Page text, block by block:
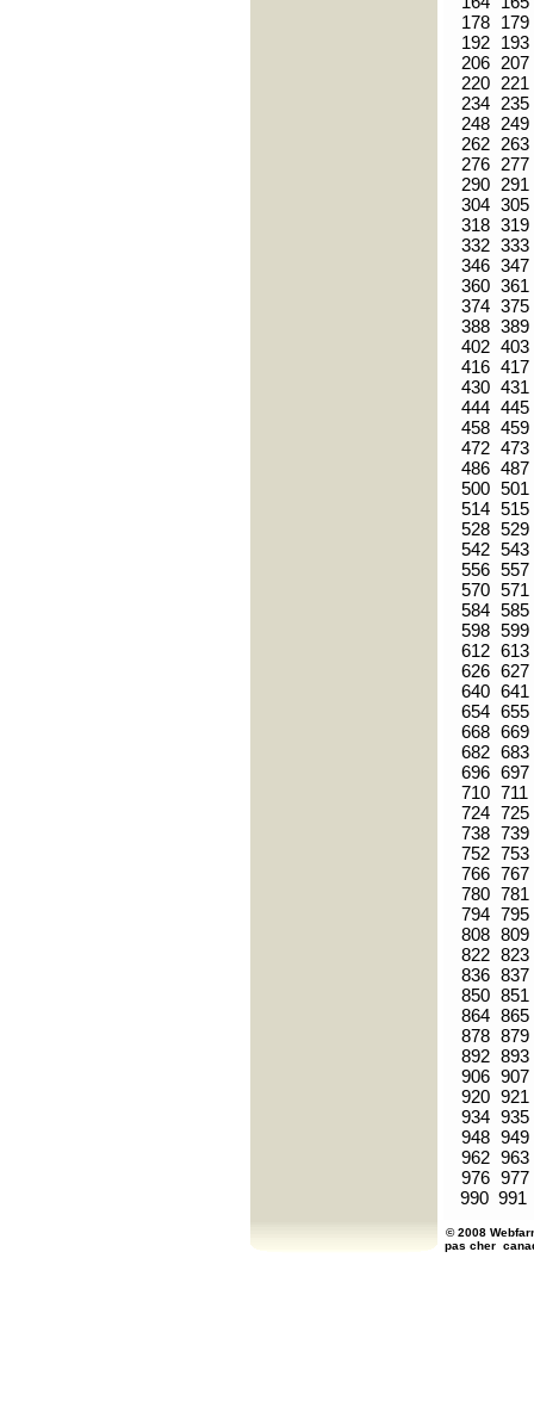
178
179
192
193
206 207
220
221
234
235
248
249
262
263
276
277
290
291
304 305
318 319
332 333
346 347
360 361
374 375
388 389
402 403
416 417
430 431
444 445
458 459
472 473
486 487
500 501
514 515
528 529
542 543
556 557
570 571
584 585
598 599
612 613
626 627
640 641
654 655
668 669
682 683
696 697
710 711
724 725
738 739
752 753
766 767
780 781
794 795
808 809
822 823
836 837
850 851
864 865
878 879
892 893
906 907
920 921
934 935
948 949
962 963
976 977
990 991
© 2008
pas cher